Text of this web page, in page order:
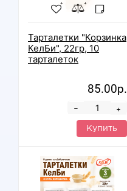
Тарталетки "Корзинка
КелБи", 22гр, 10
тарталеток
85.00р.
+
-
Купить